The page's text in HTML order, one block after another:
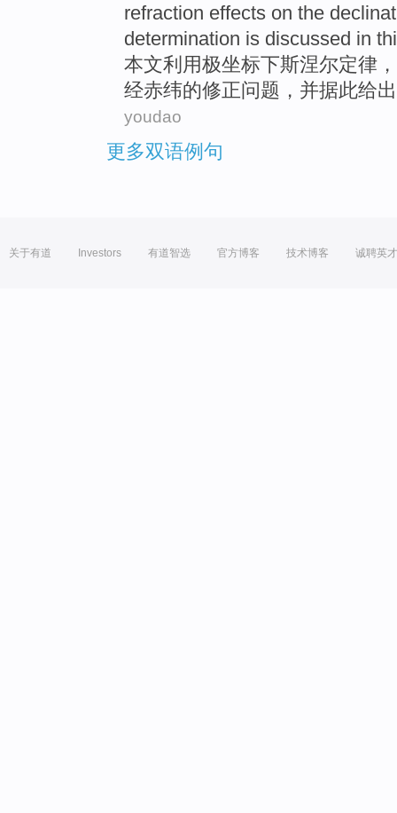
refraction effects on the
determination is discussed in
本文利用极坐标下斯涅尔定律
经赤纬的修正问题， 并据此给
youdao
更多双语例句
关于有道 Investors 有道智选 官方博客 技术博客 诚聘英才